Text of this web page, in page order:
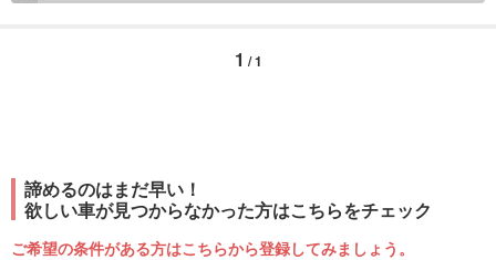
1 / 1
諦めるのはまだ早い！
欲しい車が見つからなかった方はこちらをチェック
ご希望の条件がある方はこちらから登録してみましょう。